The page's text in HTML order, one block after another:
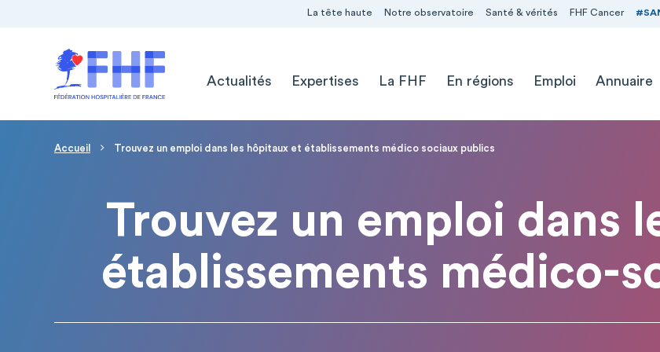
La tête haute Notre observatoire Santé & vérités FHF Cancer
Actualités
Expertises La FHF En régions Emploi Annuaire
Page d'accueil
Fil d'Ariane
Accueil Trouvez un emploi dans les hôpitaux et établissements médico sociaux publics
Trouvez un emploi dans
établissements médico-